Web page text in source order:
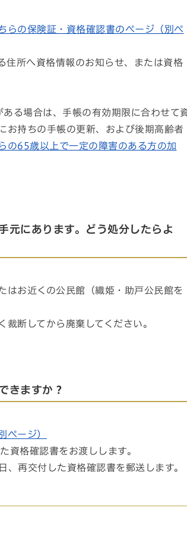
らの保険証・資格確認書のページ（別ペ
住所へ資格情報のお知らせ、または資格
る場合は、手帳の有効期限に合わせて
お持ちの手帳の更新、および後期高齢者
の65歳以上で一定の障害のある方の加
元にあります。どう処分したらよ
はお近くの公民館（織姫・助戸公民館を
断してから廃棄してください。
きますか？
ページ）
資格確認書をお渡しします。
再交付した資格確認書を郵送します。